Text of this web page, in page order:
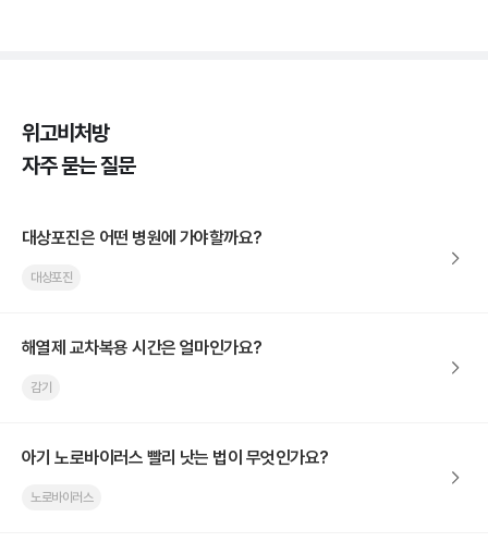
위고비처방
자주 묻는 질문
대상포진은 어떤 병원에 가야할까요?
대상포진
해열제 교차복용 시간은 얼마인가요?
감기
아기 노로바이러스 빨리 낫는 법이 무엇인가요?
노로바이러스